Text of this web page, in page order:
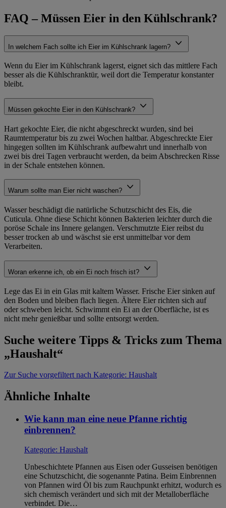
FAQ – Müssen Eier in den Kühlschrank?
In welchem Fach sollte ich Eier im Kühlschrank lagern?
Wenn du Eier im Kühlschrank lagerst, eignet sich das mittlere Fach
besser als die Kühlschranktür, weil dort die Temperatur konstanter
bleibt.
Müssen gekochte Eier in den Kühlschrank?
Hart gekochte Eier, die nicht abgeschreckt wurden, sind bei
Raumtemperatur bis zu zwei Wochen haltbar. Abgeschreckte Eier
hingegen sollten im Kühlschrank aufbewahrt und innerhalb von
zwei bis drei Tagen verbraucht werden, da beim Abschrecken Risse
in der Schale entstehen können.
Warum sollte man Eier nicht waschen?
Wasser beschädigt die natürliche Schutzschicht des Eis, die
Cuticula. Ohne diese Schicht können Bakterien leichter durch die
poröse Schale ins Innere gelangen. Verschmutzte Eier reibst du
besser trocken ab und wäschst sie erst unmittelbar vor dem
Verarbeiten.
Woran erkenne ich, ob ein Ei noch frisch ist?
Lege das Ei in ein Glas mit kaltem Wasser. Frische Eier sinken auf
den Boden und bleiben flach liegen. Ältere Eier richten sich auf
oder schweben leicht. Schwimmt ein Ei an der Oberfläche, ist es
nicht mehr genießbar und sollte entsorgt werden.
Suche weitere Tipps & Tricks zum Thema
„Haushalt“
Zur Suche vorgefiltert nach Kategorie: Haushalt
Ähnliche Inhalte
Wie kann man eine neue Pfanne richtig
einbrennen?
Kategorie: Haushalt
Unbeschichtete Pfannen aus Eisen oder Gusseisen benötigen
eine Schutzschicht, die sogenannte Patina. Beim Einbrennen
von Pfannen wird Öl bis zum Rauchpunkt erhitzt, wodurch es
sich chemisch verändert und sich mit der Metalloberfläche
verbindet. Die…